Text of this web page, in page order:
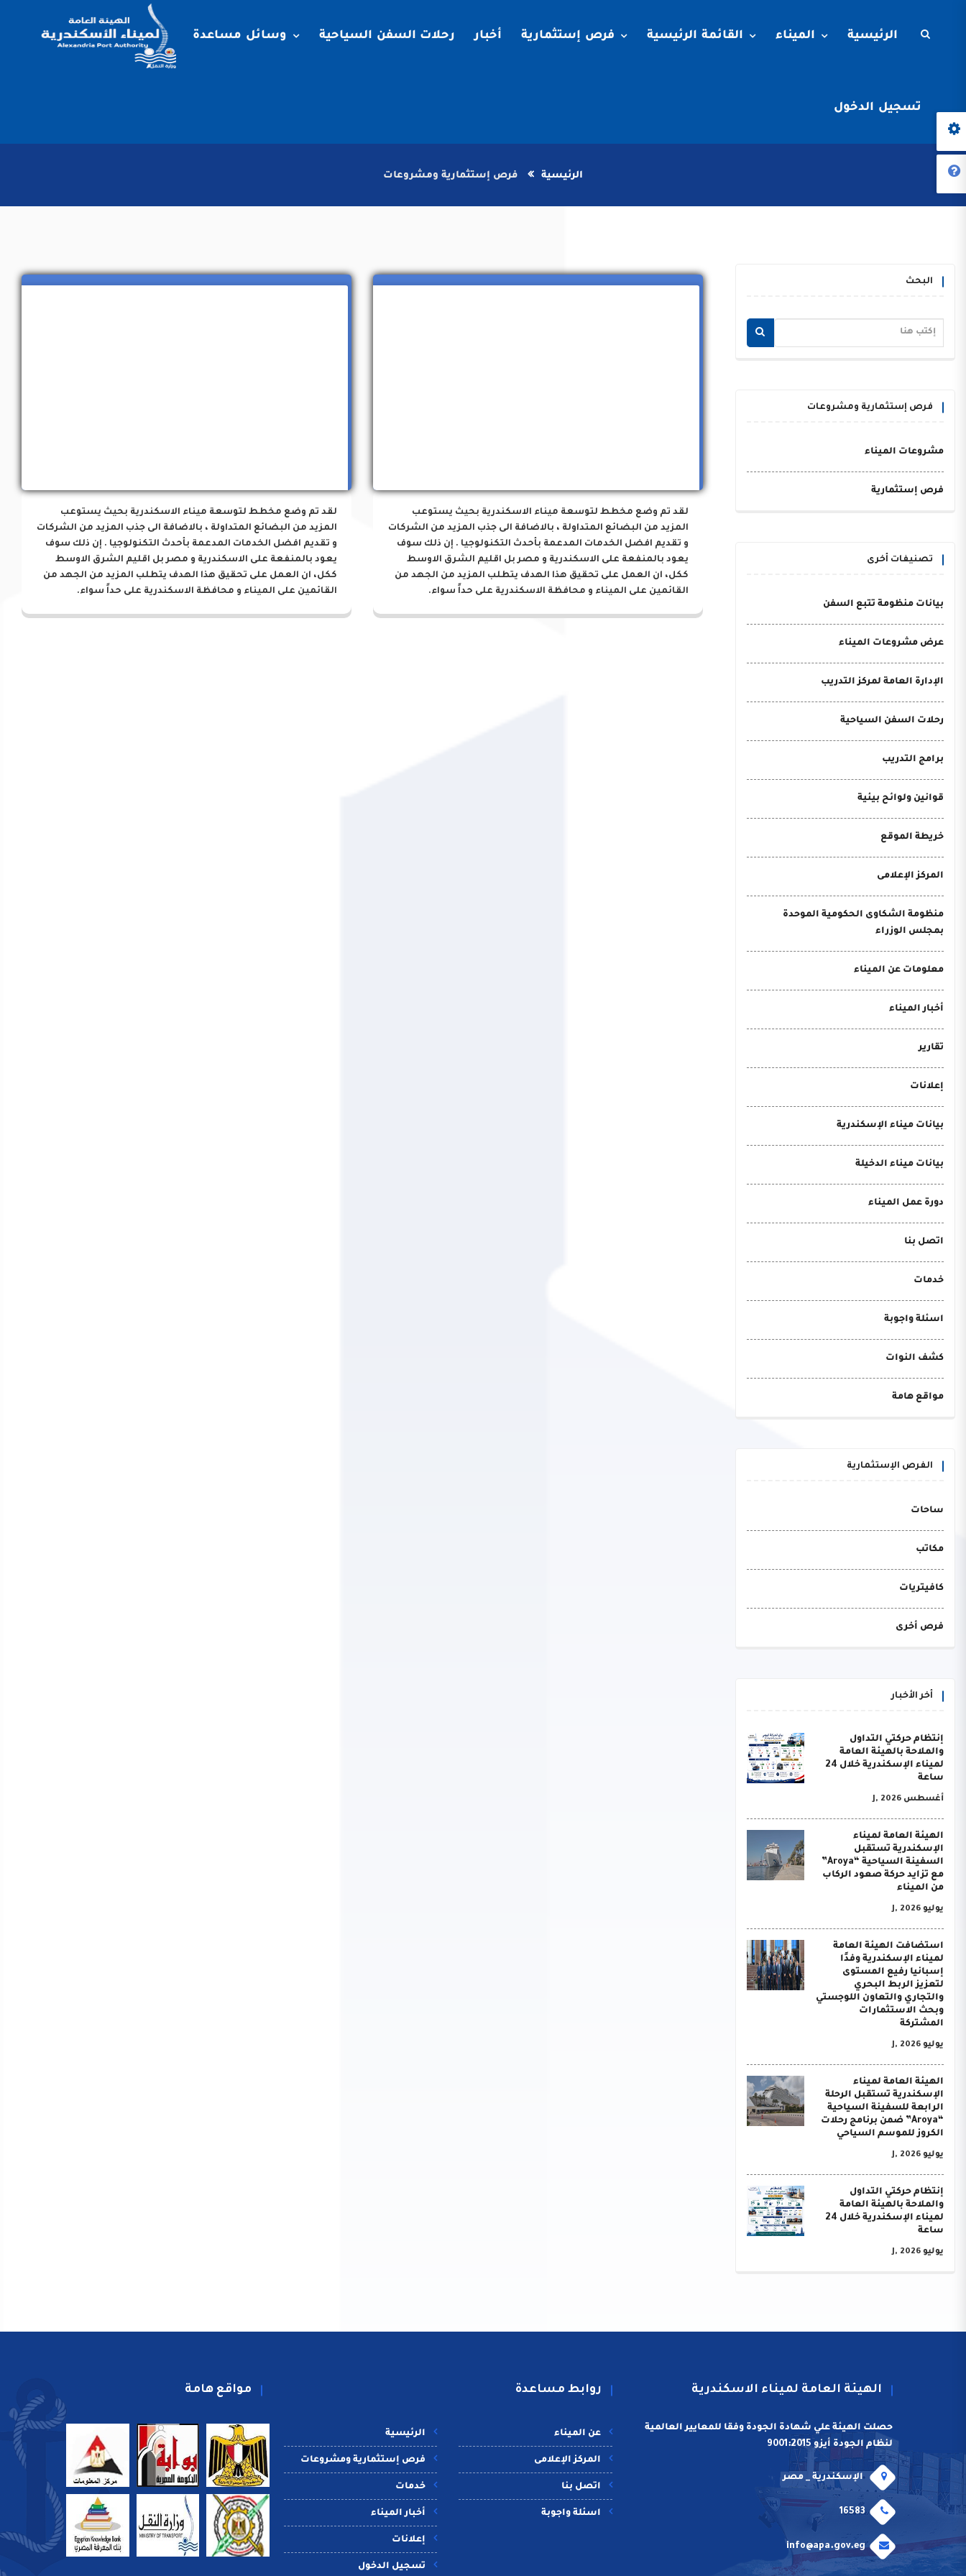
الرئيسية الميناء القائمة الرئيسية فرص إستثمارية أخبار رحلات السفن السياحية وسائل مساعدة
تسجيل الدخول
الرئيسية فرص إستثمارية ومشروعات
البحث
فرص إستثمارية ومشروعات
مشروعات الميناء
فرص إستثمارية
تصنيفات أخرى
بيانات منظومة تتبع السفن
عرض مشروعات الميناء
الإدارة العامة لمركز التدريب
رحلات السفن السياحية
برامج التدريب
قوانين ولوائح بيئية
خريطة الموقع
المركز الإعلامى
منظومة الشكاوى الحكومية الموحدة
بمجلس الوزراء
معلومات عن الميناء
أخبار الميناء
تقارير
إعلانات
بيانات ميناء الإسكندرية
بيانات ميناء الدخيلة
دورة عمل الميناء
اتصل بنا
خدمات
اسئلة واجوبة
كشف النوات
مواقع هامة
الفرص الإستثمارية
ساحات
مكاتب
كافيتريات
فرص أخرى
أخر الأخبار
إنتظام حركتي التداول
والملاحة بالهيئة العامة
لميناء الإسكندرية خلال 24
ساعة
أغسطس J, 2026
الهيئة العامة لميناء
الإسكندرية تستقبل
السفينة السياحية “Aroya”
مع تزايد حركة صعود الركاب
من الميناء
يوليو J, 2026
استضافت الهيئة العامة
لميناء الإسكندرية وفدًا
إسبانيا رفيع المستوى
لتعزيز الربط البحري
والتجاري والتعاون اللوجستي
وبحث الاستثمارات
المشتركة
يوليو J, 2026
الهيئة العامة لميناء
الإسكندرية تستقبل الرحلة
الرابعة للسفينة السياحية
“Aroya” ضمن برنامج رحلات
الكروز للموسم السياحي
يوليو J, 2026
إنتظام حركتي التداول
والملاحة بالهيئة العامة
لميناء الإسكندرية خلال 24
ساعة
يوليو J, 2026
لقد تم وضع مخطط لتوسعة ميناء الاسكندرية بحيث يستوعب
المزيد من البضائع المتداولة ، بالاضافة الى جذب المزيد من الشركات
و تقديم افضل الخدمات المدعمة بأحدث التكنولوجيا . إن ذلك سوف
يعود بالمنفعة على الاسكندرية و مصر بل اقليم الشرق الاوسط
ككل، ان العمل على تحقيق هذا الهدف يتطلب المزيد من الجهد من
القائمين على الميناء و محافظة الاسكندرية على حداً سواء.
لقد تم وضع مخطط لتوسعة ميناء الاسكندرية بحيث يستوعب
المزيد من البضائع المتداولة ، بالاضافة الى جذب المزيد من الشركات
و تقديم افضل الخدمات المدعمة بأحدث التكنولوجيا . إن ذلك سوف
يعود بالمنفعة على الاسكندرية و مصر بل اقليم الشرق الاوسط
ككل، ان العمل على تحقيق هذا الهدف يتطلب المزيد من الجهد من
القائمين على الميناء و محافظة الاسكندرية على حداً سواء.
الهيئة العامة لميناء الاسكندرية
حصلت الهيئة علي شهادة الجودة وفقا للمعايير العالمية
لنظام الجودة أيزو 9001:2015
الإسكندرية _ مصر
16583
info@apa.gov.eg
روابط مساعدة
الرئيسية
فرص إستثمارية ومشروعات
خدمات
أخبار الميناء
إعلانات
تسجيل الدخول
عن الميناء
المركز الإعلامى
اتصل بنا
اسئلة واجوبة
مواقع هامة